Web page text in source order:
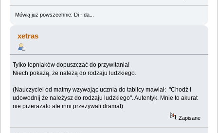
Mówią już powszechnie: Di - da...
xetras
Tylko lepniaków dopuszczać do przywitania!
Niech pokażą, że należą do rodzaju ludzkiego.
(Nauczyciel od matmy wzywając ucznia do tablicy mawiał: "Chodź i
udowodnij że należysz do rodzaju ludzkiego". Autentyk. Mnie to akurat
nie przerażało ale inni przeżywali dramat)
Zapisane